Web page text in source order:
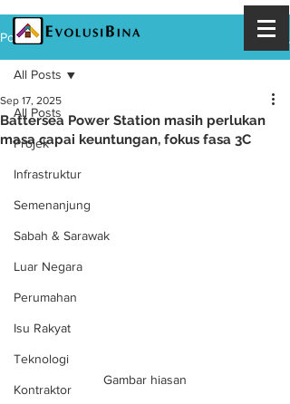
Post
All Posts
Projek
Infrastruktur
Semenanjung
Sabah & Sarawak
Luar Negara
Perumahan
Isu Rakyat
Teknologi
Kontraktor
All Posts
Battersea Power Station masih perlukan
masa capai keuntungan, fokus fasa 3C
Sep 17, 2025
Gambar hiasan